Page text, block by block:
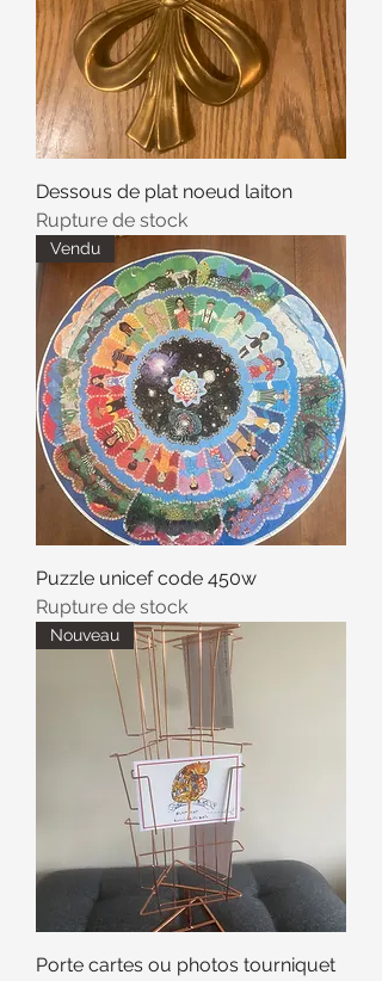
Dessous de plat noeud laiton
Rupture de stock
Vendu
Puzzle unicef code 450w
Rupture de stock
Nouveau
Porte cartes ou photos tourniquet